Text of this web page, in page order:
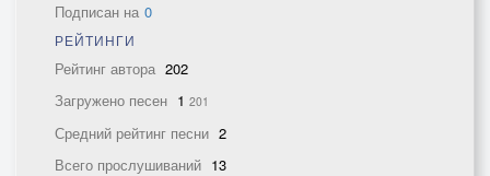
Подписан на 0
РЕЙТИНГИ
Рейтинг автора 202
Загружено песен 1 201
Средний рейтинг песни 2
Всего прослушиваний 13